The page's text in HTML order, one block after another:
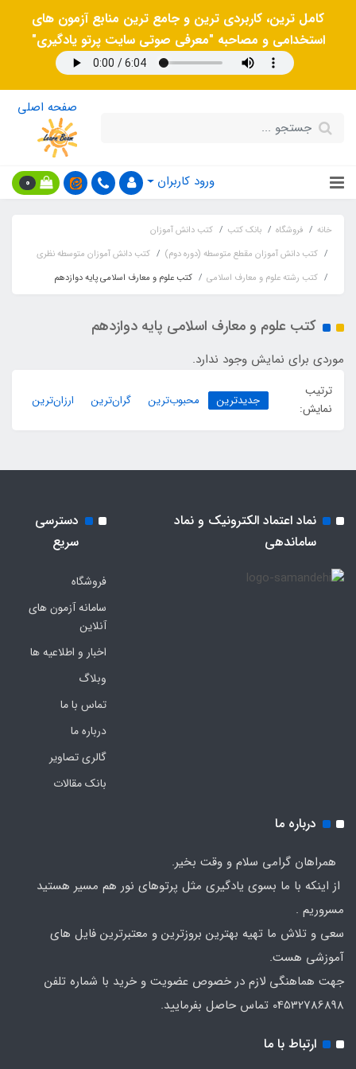
کامل ترین، کاربردی ترین و جامع ترین منابع آزمون های
استخدامی و مصاحبه "معرفی صوتی سایت پرتو یادگیری"
صفحه اصلی
ورود کاربران 0
خانه فروشگاه بانک کتب
کتب دانش آموزان
کتب دانش آموزان مقطع متوسطه (دوره دوم)
کتب دانش آموزان متوسطه نظری
کتب رشته علوم و معارف اسلامی
کتب علوم و معارف اسلامی پایه دوازدهم
کتب علوم و معارف اسلامی پایه دوازدهم
موردی برای نمایش وجود ندارد.
ترتیب
نمایش:
جدیدترین محبوب‌ترین گران‌ترین ارزان‌ترین
نماد اعتماد الکترونیک و نماد
ساماندهی
دسترسی
سریع
فروشگاه
سامانه آزمون های
آنلاین
اخبار و اطلاعیه ها
وبلاگ
تماس با ما
درباره ما
گالری تصاویر
بانک مقالات
درباره ما
همراهان گرامی سلام و وقت بخیر.
از اینکه با ما بسوی یادگیری مثل پرتوهای نور هم مسیر هستید
مسروریم .
سعی و تلاش ما تهیه بهترین بروزترین و معتبرترین فایل های
آموزشی هست.
جهت هماهنگی لازم در خصوص عضویت و خرید با شماره تلفن
04532786898 تماس حاصل بفرمایید.
ارتباط با ما